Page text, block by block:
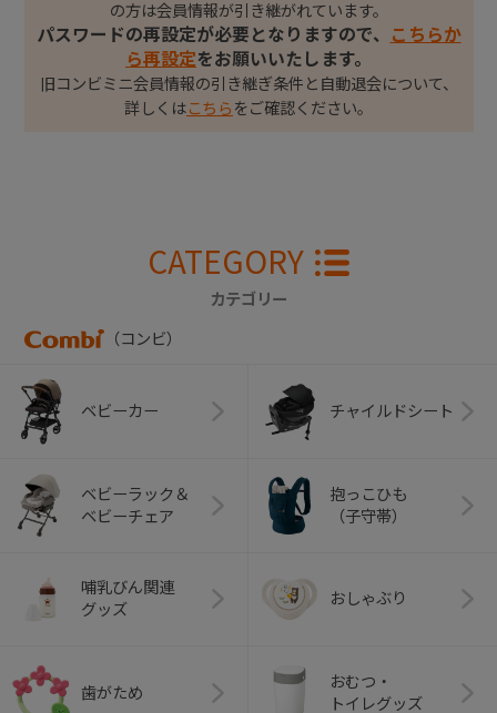
の方は会員情報が引き継がれています。
パスワードの再設定が必要となりますので、
こちらか
ら再設定をお願いいたします。
旧コンビミニ会員情報の引き継ぎ条件と自動退会について、
詳しくはこちら をご確認ください。
CATEGORY
カテゴリー
（コンビ）
ベビーカー チャイルドシート
ベビーラック＆
ベビーチェア
抱っこひも
（子守帯）
哺乳びん関連
グッズ
おしゃぶり
歯がため
おむつ・
トイレグッズ